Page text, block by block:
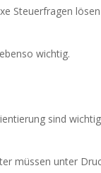
Steuerfragen lösen
wichtig.
sind
müssen unter